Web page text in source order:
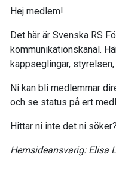
Hej medlem!
Det här är Svenska RS
kommunikationskanal.
kappseglingar,
Ni kan bli medlemmar
och se status på ert
Hittar ni inte det ni
Hemsideansvarig: Elisa